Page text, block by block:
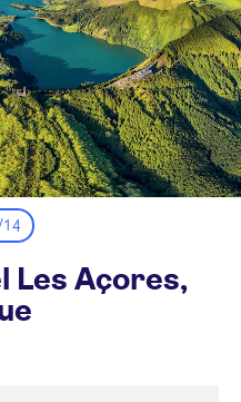
Les Açores,